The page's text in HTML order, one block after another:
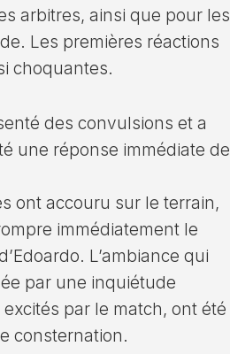
arbitres, ainsi que pour les
Les premières réactions
choquantes.
des convulsions et a
une réponse immédiate de
ont accouru sur le terrain,
immédiatement le
L’ambiance qui
par une inquiétude
par le match, ont été
consternation.